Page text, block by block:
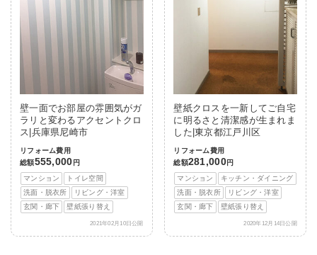
壁一面でお部屋の雰囲気がガ
ラリと変わるアクセントクロ
ス|兵庫県尼崎市
リフォーム費用
総額555,000 円
マンション
トイレ空間
洗面・脱衣所
リビング・洋室
玄関・廊下
壁紙張り替え
2021年02月10日公開
壁紙クロスを一新してご自宅
に明るさと清潔感が生まれま
した|東京都江戸川区
リフォーム費用
総額281,000円
マンション
キッチン・ダイニング
洗面・脱衣所
リビング・洋室
玄関・廊下
壁紙張り替え
2020年12月14日公開